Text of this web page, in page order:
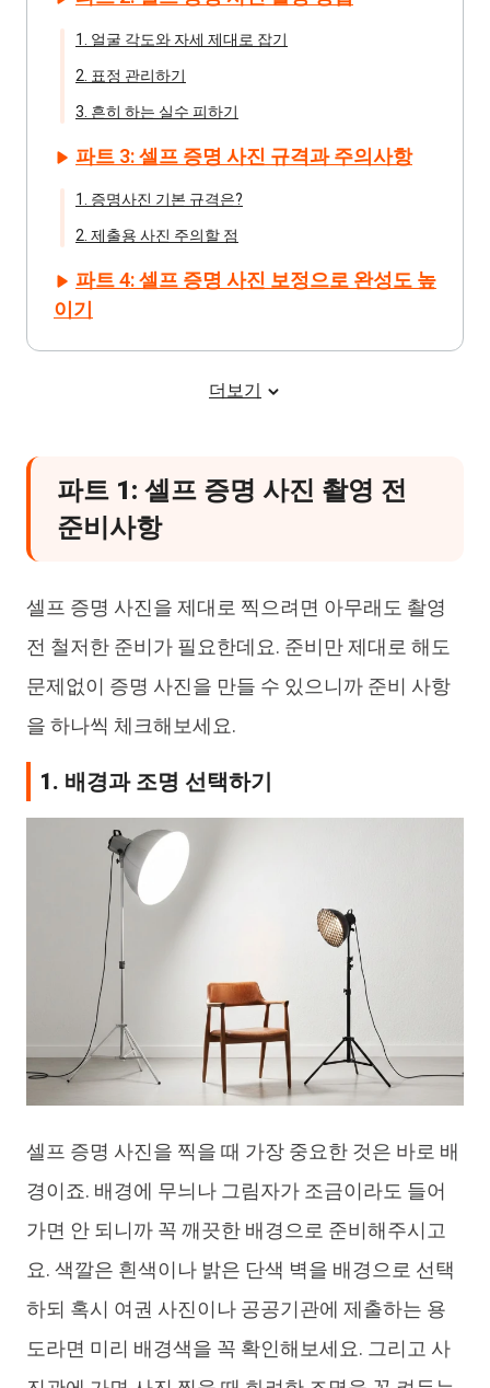
1. 얼굴 각도와 자세 제대로 잡기
2. 표정 관리하기
3. 흔히 하는 실수 피하기
파트 3: 셀프 증명 사진 규격과 주의사항
1. 증명사진 기본 규격은?
2. 제출용 사진 주의할 점
파트 4: 셀프 증명 사진 보정으로 완성도 높
이기
더보기
파트 1: 셀프 증명 사진 촬영 전
준비사항
셀프 증명 사진을 제대로 찍으려면 아무래도 촬영
전 철저한 준비가 필요한데요. 준비만 제대로 해도
문제없이 증명 사진을 만들 수 있으니까 준비 사항
을 하나씩 체크해보세요.
1. 배경과 조명 선택하기
셀프 증명 사진을 찍을 때 가장 중요한 것은 바로 배
경이죠. 배경에 무늬나 그림자가 조금이라도 들어
가면 안 되니까 꼭 깨끗한 배경으로 준비해주시고
요. 색깔은 흰색이나 밝은 단색 벽을 배경으로 선택
하되 혹시 여권 사진이나 공공기관에 제출하는 용
도라면 미리 배경색을 꼭 확인해보세요. 그리고 사